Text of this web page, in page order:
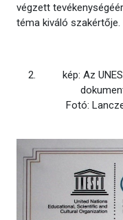
végzett
téma kiváló szakértője.
kép: Az
Fotó: